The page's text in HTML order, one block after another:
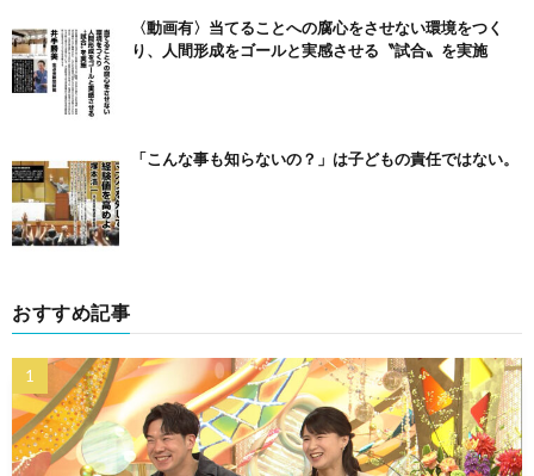
〈動画有〉当てることへの腐心をさせない環境をつく
り、人間形成をゴールと実感させる〝試合〟を実施
「こんな事も知らないの？」は子どもの責任ではない。
おすすめ記事